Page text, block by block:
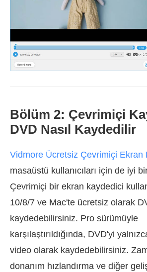
Bölüm 2: Çevrimiçi
DVD Nasıl Kaydedilir
Vidmore Ücretsiz Çevrimiçi Ekran
masaüstü kullanıcıları için de iyi
Çevrimiçi bir ekran kaydedici
10/8/7 ve Mac'te ücretsiz olarak
kaydedebilirsiniz. Pro sürümüyle
karşılaştırıldığında, DVD'yi
video olarak kaydedebilirsiniz.
donanım hızlandırma ve diğer